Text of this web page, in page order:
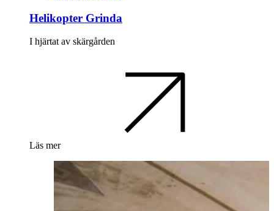
Helikopter Grinda
I hjärtat av skärgården
Läs mer